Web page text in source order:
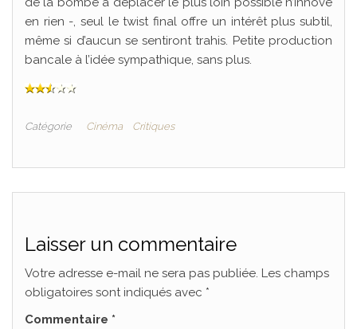
en rien -, seul le twist final offre un intérêt plus subtil,
même si d’aucun se sentiront trahis. Petite production
bancale à l’idée sympathique, sans plus.
Catégorie Cinéma Critiques
Laisser un commentaire
Votre adresse e-mail ne sera pas publiée. Les champs
obligatoires sont indiqués avec *
Commentaire *